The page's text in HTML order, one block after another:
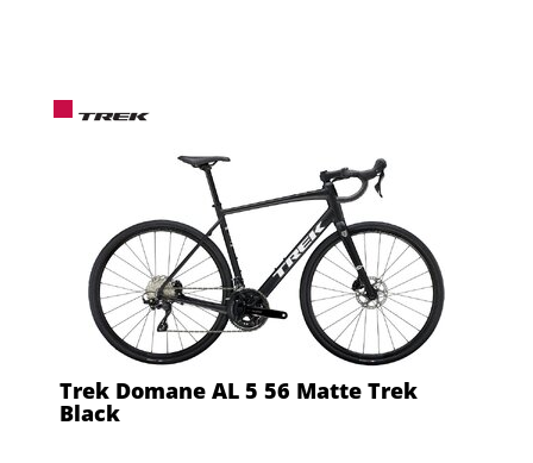
Trek Domane AL 5 56 Matte Trek
Black